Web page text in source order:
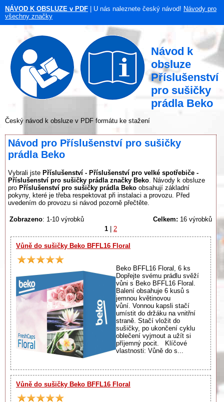
NÁVOD K OBSLUZE v PDF | U nás naleznete český návod! Návody pro
všechny značky
Návod k
obsluze
Příslušenství
pro sušičky
prádla Beko
Český návod k obsluze v PDF formátu ke stažení
Návod pro Příslušenství pro sušičky
prádla Beko
Vybrali jste Příslušenství - Příslušenství pro velké spotřebiče -
Příslušenství pro sušičky prádla značky Beko . Návody k obsluze
pro Příslušenství pro sušičky prádla Beko obsahují základní
pokyny, které je třeba respektovat při instalaci a provozu. Před
uvedením do provozu si návod pozorně přečtěte.
Zobrazeno: 1-10 výrobků Celkem: 16 výrobků
1 | 2
Vůně do sušičky Beko BFFL16 Floral
Beko BFFL16 Floral, 6 ks
Dopřejte svému prádlu svěží
vůni s Beko BFFL16 Floral.
Balení obsahuje 6 kusů s
jemnou květinovou
vůní. Vonnou kapsli stačí
umístit do držáku na vnitřní
straně. Stačí vložit do
sušičky, po ukončení cyklu
oblečení vyjmout a užít si
příjemný pocit. Klíčové
vlastnosti: Vůně do s...
Vůně do sušičky Beko BFFL16 Floral